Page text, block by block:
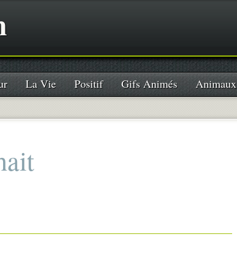
La Vie Positif Gifs Animés Animaux